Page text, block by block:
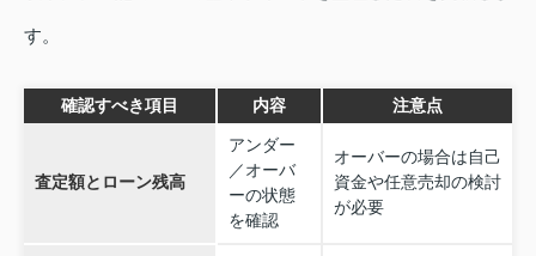
す。
確認すべき項目 内容 注意点
査定額とローン残高
アンダー
／オーバ
ーの状態
を確認
オーバーの場合は自己
資金や任意売却の検討
が必要